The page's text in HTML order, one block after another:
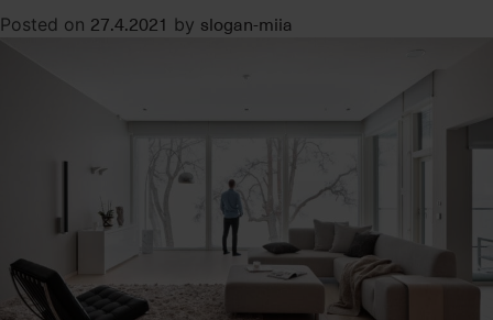
Posted on 27.4.2021 by slogan-miia